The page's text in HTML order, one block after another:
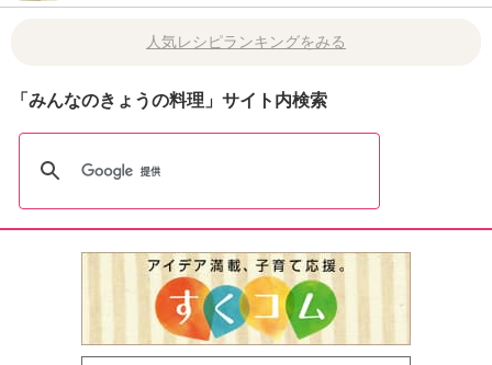
人気レシピランキングをみる
「みんなのきょうの料理」サイト内検索